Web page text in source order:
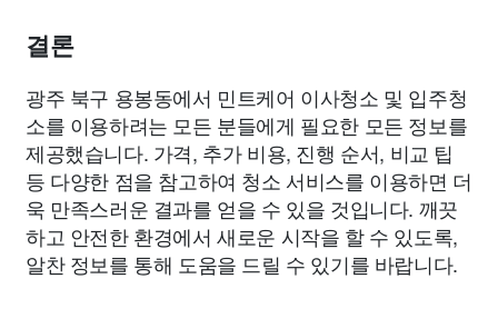
결론
광주 북구 용봉동에서 민트케어 이사청소 및 입주청
소를 이용하려는 모든 분들에게 필요한 모든 정보를
제공했습니다. 가격, 추가 비용, 진행 순서, 비교 팁
등 다양한 점을 참고하여 청소 서비스를 이용하면 더
욱 만족스러운 결과를 얻을 수 있을 것입니다. 깨끗
하고 안전한 환경에서 새로운 시작을 할 수 있도록,
알찬 정보를 통해 도움을 드릴 수 있기를 바랍니다.